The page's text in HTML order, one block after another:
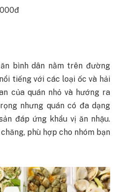
bình dân nằm trên đường
tiếng với các loại ốc và hải
của quán nhỏ và hướng ra
nhưng quán có đa dạng
đáp ứng khẩu vị ăn nhậu.
phù hợp cho nhóm bạn